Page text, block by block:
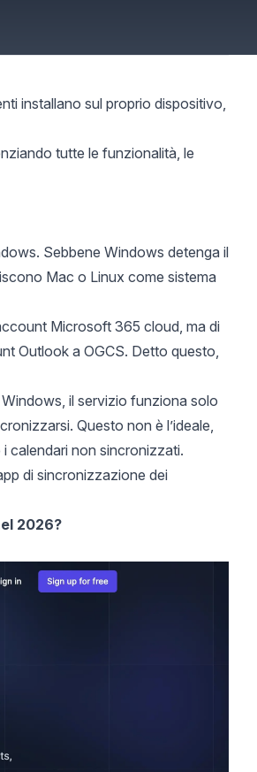
installano sul proprio dispositivo,
tutte le funzionalità, le
Sebbene Windows detenga il
Mac o Linux come sistema
Microsoft 365 cloud, ma di
Outlook a OGCS. Detto questo,
Windows, il servizio funziona solo
Questo non è l’ideale,
calendari non sincronizzati.
di sincronizzazione dei
2026?